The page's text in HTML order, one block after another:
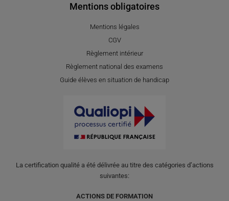
Mentions obligatoires
Mentions légales
CGV
Règlement intérieur
Règlement national des examens
Guide élèves en situation de handicap
La certification qualité a été délivrée au titre des catégories d’actions
suivantes:
ACTIONS DE FORMATION